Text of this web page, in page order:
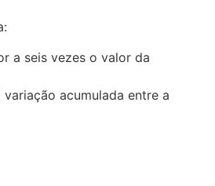
a seis vezes o valor da
acumulada entre a